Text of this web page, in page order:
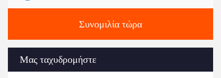
Συνομιλία τώρα
Μας ταχυδρομήστε